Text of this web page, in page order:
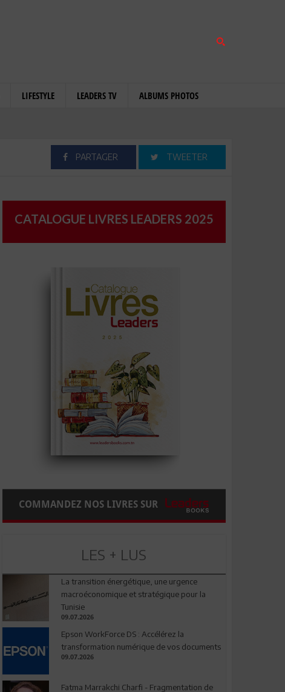
LIFESTYLE LEADERS TV ALBUMS PHOTOS
PARTAGER TWEETER
CATALOGUE LIVRES LEADERS 2025
COMMANDEZ NOS LIVRES SUR
LES + LUS
La transition énergétique, une urgence
macroéconomique et stratégique pour la
Tunisie
09.07.2026
Epson WorkForce DS : Accélérez la
transformation numérique de vos documents
09.07.2026
Fatma Marrakchi Charfi - Fragmentation de